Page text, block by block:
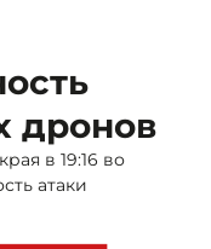
дронов
в 19:16 во
атаки